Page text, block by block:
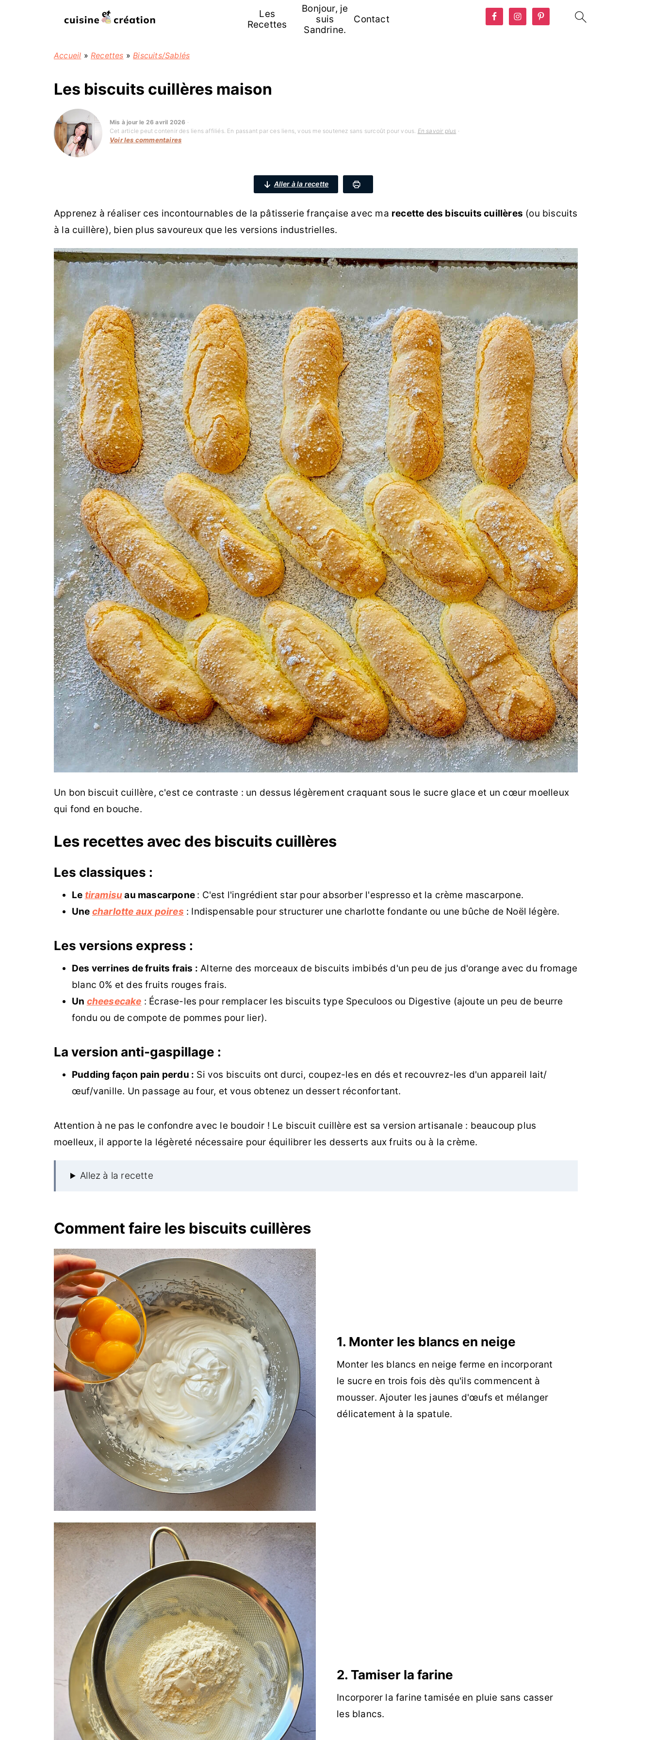
Les
Recettes
Bonjour, je
suis
Sandrine.
Contact
Accueil »Recettes »Biscuits/Sablés
Les biscuits cuillères maison
Mis à jour le 26 avril 2026 ·
Cet article peut contenir des liens affiliés. En passant par ces liens, vous me soutenez sans surcoût pour vous. En savoir plus ·
Voir les commentaires
Aller à la recette
Apprenez à réaliser ces incontournables de la pâtisserie française avec ma recette des biscuits cuillères (ou biscuits
à la cuillère), bien plus savoureux que les versions industrielles.
Un bon biscuit cuillère, c'est ce contraste : un dessus légèrement craquant sous le sucre glace et un cœur moelleux
qui fond en bouche.
Les recettes avec des biscuits cuillères
Les classiques :
Le tiramisuau mascarpone : C'est l'ingrédient star pour absorber l'espresso et la crème mascarpone.
Une charlotte aux poires : Indispensable pour structurer une charlotte fondante ou une bûche de Noël légère.
Les versions express :
Des verrines de fruits frais : Alterne des morceaux de biscuits imbibés d'un peu de jus d'orange avec du fromage
blanc 0% et des fruits rouges frais.
Un cheesecake : Écrase-les pour remplacer les biscuits type Speculoos ou Digestive (ajoute un peu de beurre
fondu ou de compote de pommes pour lier).
La version anti-gaspillage :
Pudding façon pain perdu : Si vos biscuits ont durci, coupez-les en dés et recouvrez-les d'un appareil lait/
œuf/vanille. Un passage au four, et vous obtenez un dessert réconfortant.
Attention à ne pas le confondre avec le boudoir ! Le biscuit cuillère est sa version artisanale : beaucoup plus
moelleux, il apporte la légèreté nécessaire pour équilibrer les desserts aux fruits ou à la crème.
Allez à la recette
Comment faire les biscuits cuillères
1. Monter les blancs en neige
Monter les blancs en neige ferme en incorporant
le sucre en trois fois dès qu'ils commencent à
mousser. Ajouter les jaunes d'œufs et mélanger
délicatement à la spatule.
2. Tamiser la farine
Incorporer la farine tamisée en pluie sans casser
les blancs.